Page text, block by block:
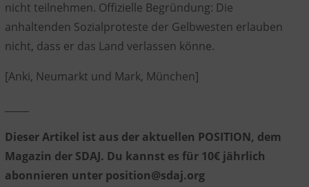
nicht teilnehmen. Offizielle Begründung: Die
anhaltenden Sozialproteste der Gelbwesten erlauben
nicht, dass er das Land verlassen könne.
[Anki, Neumarkt und Mark, München]
Dieser Artikel ist aus der aktuellen POSITION, dem
Magazin der SDAJ. Du kannst es für 10€ jährlich
abonnieren unter position@sdaj.org